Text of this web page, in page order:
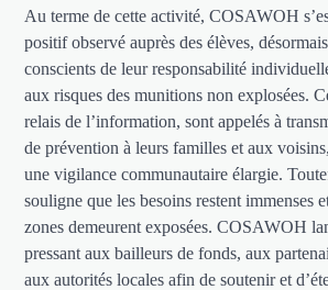
Au terme de cette activité, COSAWOH
positif observé auprès des élèves,
conscients de leur responsabilité
aux risques des munitions non explosées.
relais de l’information, sont appelés à
de prévention à leurs familles et aux
une vigilance communautaire élargie.
souligne que les besoins restent immenses
zones demeurent exposées. COSAWOH
pressant aux bailleurs de fonds, aux
aux autorités locales afin de soutenir et